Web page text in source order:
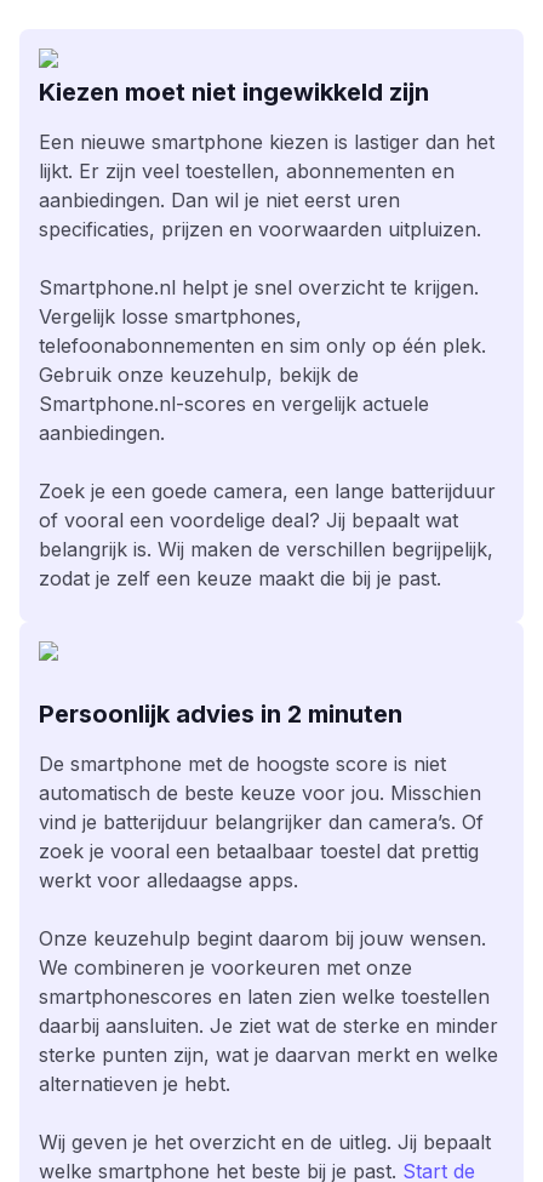
Kiezen moet niet ingewikkeld zijn
Een nieuwe smartphone kiezen is lastiger dan het
lijkt. Er zijn veel toestellen, abonnementen en
aanbiedingen. Dan wil je niet eerst uren
specificaties, prijzen en voorwaarden uitpluizen.
Smartphone.nl helpt je snel overzicht te krijgen.
Vergelijk losse smartphones,
telefoonabonnementen en sim only op één plek.
Gebruik onze keuzehulp, bekijk de
Smartphone.nl-scores en vergelijk actuele
aanbiedingen.
Zoek je een goede camera, een lange batterijduur
of vooral een voordelige deal? Jij bepaalt wat
belangrijk is. Wij maken de verschillen begrijpelijk,
zodat je zelf een keuze maakt die bij je past.
Persoonlijk advies in 2 minuten
De smartphone met de hoogste score is niet
automatisch de beste keuze voor jou. Misschien
vind je batterijduur belangrijker dan camera’s. Of
zoek je vooral een betaalbaar toestel dat prettig
werkt voor alledaagse apps.
Onze keuzehulp begint daarom bij jouw wensen.
We combineren je voorkeuren met onze
smartphonescores en laten zien welke toestellen
daarbij aansluiten. Je ziet wat de sterke en minder
sterke punten zijn, wat je daarvan merkt en welke
alternatieven je hebt.
Wij geven je het overzicht en de uitleg. Jij bepaalt
welke smartphone het beste bij je past. Start de